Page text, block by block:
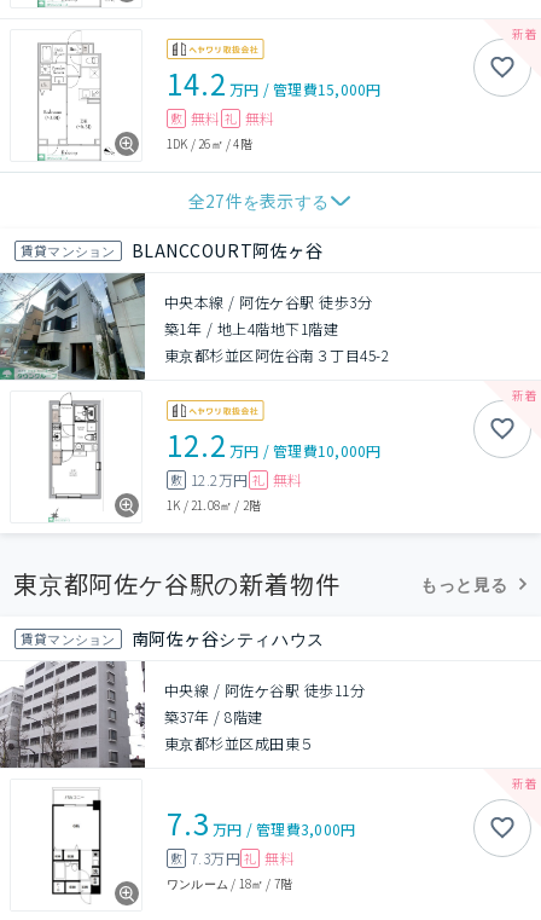
14.2 万円 /管理費15,000円
敷 無料 礼 無料
1DK /26㎡ /4階
全27件を表示する
賃貸マンション BLANCCOURT阿佐ヶ谷
中央本線 / 阿佐ケ谷駅 徒歩3分
築1年 / 地上4階地下1階建
東京都杉並区阿佐谷南３丁目45-2
12.2 万円 /管理費10,000円
敷 12.2万円 礼 無料
1K /21.08㎡ / 2階
東京都阿佐ケ谷駅の新着物件 もっと見る
賃貸マンション 南阿佐ヶ谷シティハウス
中央線 / 阿佐ケ谷駅 徒歩11分
築37年 /8階建
東京都杉並区成田東５
7.3 万円 /管理費3,000円
敷 7.3万円 礼 無料
ワンルーム / 18㎡ / 7階